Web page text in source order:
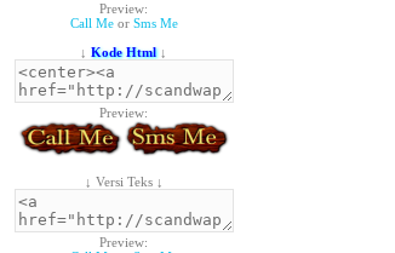
Preview:
Call Meor Sms Me
↓ Kode Html↓
Preview:
↓ Versi Teks ↓
Preview: